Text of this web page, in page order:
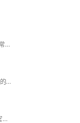
#台南車主為主 #車輛問題討論 #車友日常分享 #歡迎一起吵吵鬧鬧、吃吃喝喝 #不介意吵鬧者歡迎加入
Taiwan MG Owners Club 專屬MG車系的車主群 HS.EV.ZS .MG4 英倫福利群歡迎您
#MG汽車 #MGHS #台灣車主討論區 #官方Line群